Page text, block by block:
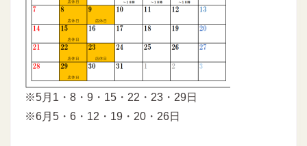
※5月1・8・9・15・22・23・29日
※6月5・6・12・19・20・26日